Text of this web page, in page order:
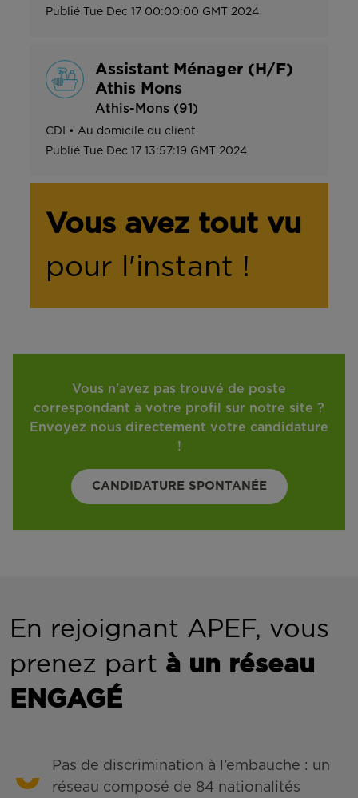
Publié Tue Dec 17 00:00:00 GMT 2024
Assistant Ménager (H/F)
Athis Mons
Athis-Mons (91)
CDI • Au domicile du client
Publié Tue Dec 17 13:57:19 GMT 2024
Vous avez tout vu
pour l'instant !
Vous n'avez pas trouvé de poste
correspondant à votre profil sur notre site ?
Envoyez nous directement votre candidature
!
CANDIDATURE SPONTANÉE
En rejoignant APEF, vous
prenez part à un réseau
ENGAGÉ
Pas de discrimination à l’embauche : un
réseau composé de 84 nationalités